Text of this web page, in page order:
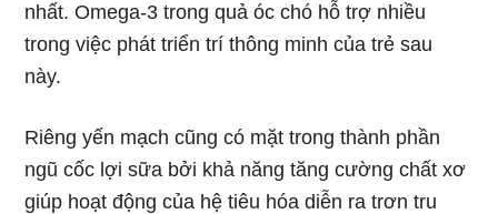
nhất. Omega-3 trong quả óc chó hỗ trợ nhiều
trong việc phát triển trí thông minh của trẻ sau
này.
Riêng yến mạch cũng có mặt trong thành phần
ngũ cốc lợi sữa bởi khả năng tăng cường chất xơ
giúp hoạt động của hệ tiêu hóa diễn ra trơn tru